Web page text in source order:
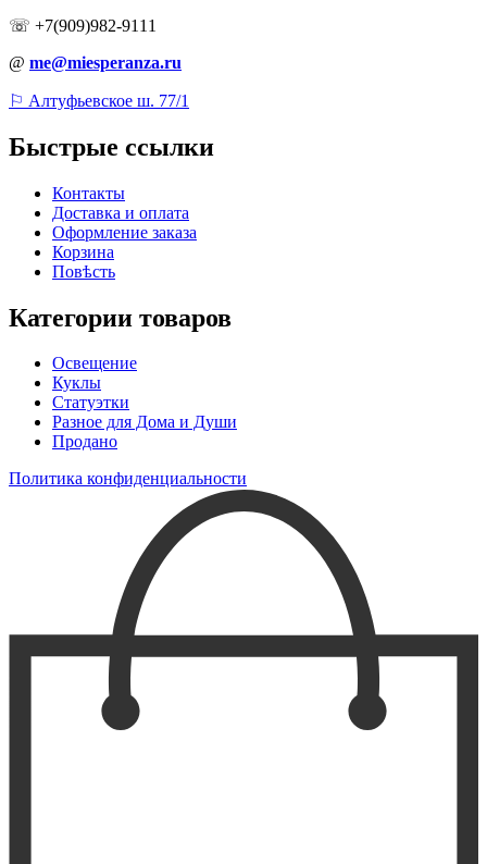
☏ +7(909)982-9111
@ me@miesperanza.ru
⚐ Алтуфьевское ш. 77/1
Быстрые ссылки
Контакты
Доставка и оплата
Оформление заказа
Корзина
Повѣсть
Категории товаров
Освещение
Куклы
Статуэтки
Разное для Дома и Души
Продано
Политика конфиденциальности